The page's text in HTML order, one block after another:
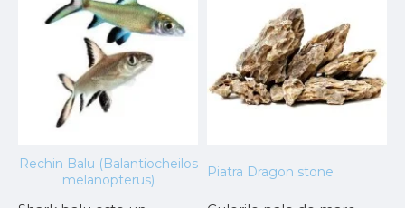
Rechin Balu (Balantiocheilos
melanopterus)
Piatra Dragon stone